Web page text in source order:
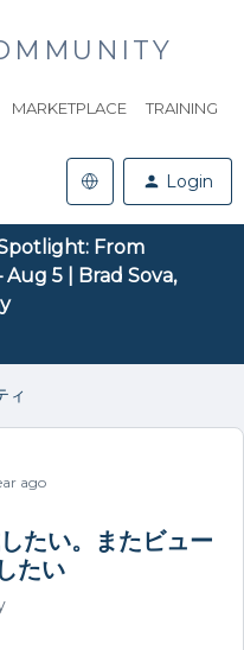
MARKETPLACE TRAINING
Login
From
5 | Brad Sova,
ィ
ago
たい。またビュー
たい